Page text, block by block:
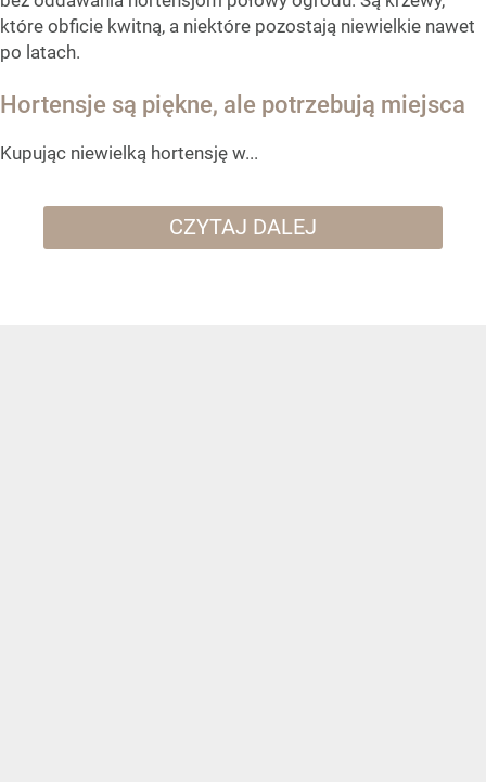
które obficie kwitną, a niektóre pozostają niewielkie nawet
po latach.
Hortensje są piękne, ale potrzebują miejsca
Kupując niewielką hortensję w...
CZYTAJ DALEJ